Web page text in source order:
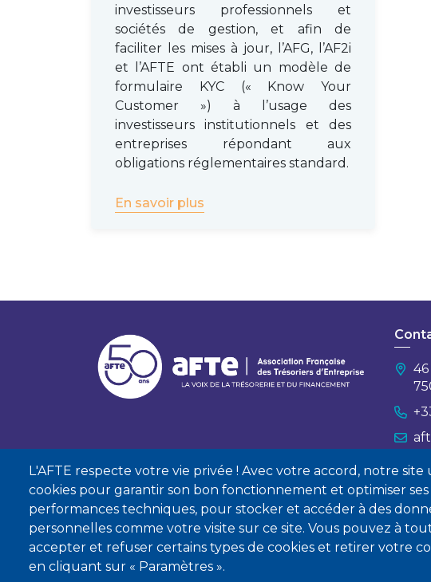
L'AFTE respecte votre vie privée ! Avec votre accord, notre site
cookies pour garantir son bon fonctionnement et optimiser ses
performances techniques, pour stocker et accéder à des
personnelles comme votre visite sur ce site. Vous pouvez à
accepter et refuser certains types de cookies et retirer votre
en cliquant sur « Paramètres ».
investisseurs professionnels et
sociétés de gestion, et afin de
faciliter les mises à jour, l’AFG, l’AF2i
et l’AFTE ont établi un modèle de
formulaire KYC (« Know Your
Customer ») à l’usage des
investisseurs institutionnels et des
entreprises répondant aux
obligations réglementaires standard.
En savoir plus